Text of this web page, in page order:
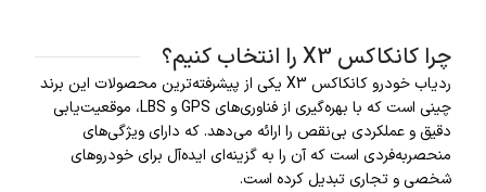
چرا کانکاکس X3 را انتخاب کنیم؟
ردیاب خودرو کانکاکس X3 یکی از پیشرفته‌ترین محصولات این برند
چینی است که با بهره‌گیری از فناوری‌های GPS و LBS، موقعیت‌یابی
دقیق و عملکردی بی‌نقص را ارائه می‌دهد. که دارای ویژگی‌های
منحصربه‌فردی است که آن را به گزینه‌ای ایده‌آل برای خودروهای
شخصی و تجاری تبدیل کرده است.